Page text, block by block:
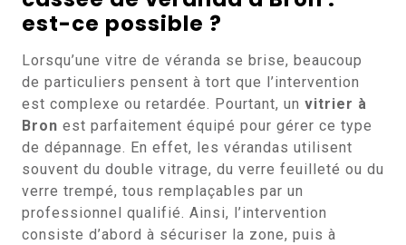
est-ce possible ?
Lorsqu’une vitre de véranda se brise, beaucoup
de particuliers pensent à tort que l’intervention
est complexe ou retardée. Pourtant, un vitrier à
Bron est parfaitement équipé pour gérer ce type
de dépannage. En effet, les vérandas utilisent
souvent du double vitrage, du verre feuilleté ou du
verre trempé, tous remplaçables par un
professionnel qualifié. Ainsi, l’intervention
consiste d’abord à sécuriser la zone, puis à